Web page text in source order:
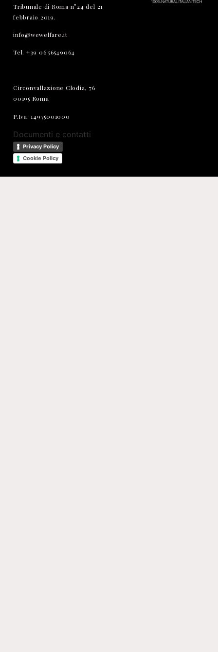
Tribunale di Roma n°24 del 21
febbraio 2019.
info@wewelfare.it
Tel. +39 06 56549064
Circonvallazione Clodia, 76
00195 Roma
P.Iva: 14975001000
Documenti e contatti
Privacy Policy
Cookie Policy